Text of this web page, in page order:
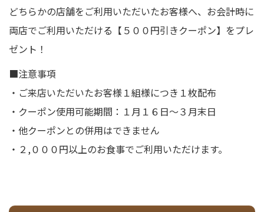
どちらかの店舗をご利用いただいたお客様へ、お会計時に
両店でご利用いただける【５００円引きクーポン】をプレ
ゼント！
■注意事項
・ご来店いただいたお客様１組様につき１枚配布
・クーポン使用可能期間：１月１６日〜３月末日
・他クーポンとの併用はできません
・２,０００円以上のお食事でご利用いただけます。